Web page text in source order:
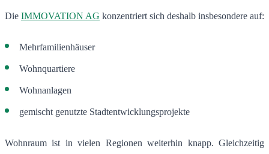
Die IMMOVATION AG konzentriert sich deshalb insbesondere auf:
Mehrfamilienhäuser
Wohnquartiere
Wohnanlagen
gemischt genutzte Stadtentwicklungsprojekte
Wohnraum ist in vielen Regionen weiterhin knapp. Gleichzeitig